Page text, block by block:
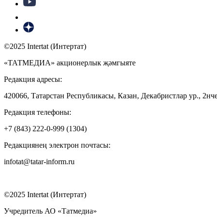
©2025 Intertat (Интертат)
«ТАТМЕДИА» акционерлык җәмгыяте
Редакция адресы:
420066, Татарстан Республикасы, Казан, Декабристлар ур.,
Редакция телефоны:
+7 (843) 222-0-999 (1304)
Редакциянең электрон почтасы:
infotat@tatar-inform.ru
©2025 Intertat (Интертат)
Учредитель АО «Татмедиа»